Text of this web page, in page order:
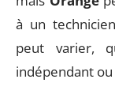
à un
peut varier,
indépendant